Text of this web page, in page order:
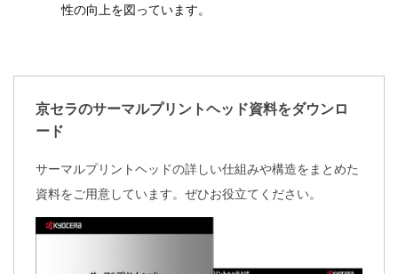
性の向上を図っています。
京セラのサーマルプリントヘッド資料をダウンロ
ード
サーマルプリントヘッドの詳しい仕組みや構造をまとめた
資料をご用意しています。ぜひお役立てください。